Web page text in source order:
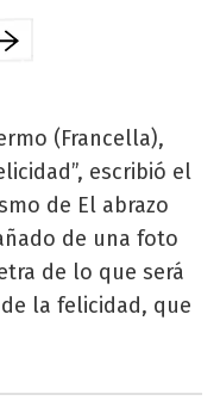
(Francella),
escribió el
de El abrazo
de una foto
de lo que será
la felicidad, que